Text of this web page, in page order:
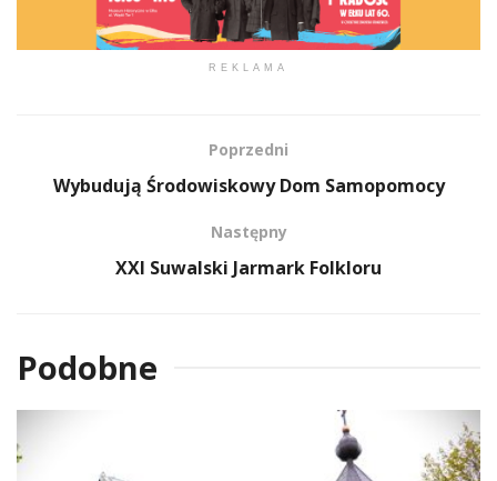
REKLAMA
Poprzedni
Wybudują Środowiskowy Dom Samopomocy
Następny
XXI Suwalski Jarmark Folkloru
Podobne